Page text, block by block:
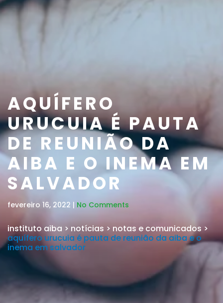
AQUÍFERO
URUCUIA É PAUTA
DE REUNIÃO DA
AIBA E O INEMA EM
SALVADOR
fevereiro 16, 2022 | No Comments
instituto aiba > notícias > notas e comunicados >
aquífero urucuia é pauta de reunião da aiba e o
inema em salvador